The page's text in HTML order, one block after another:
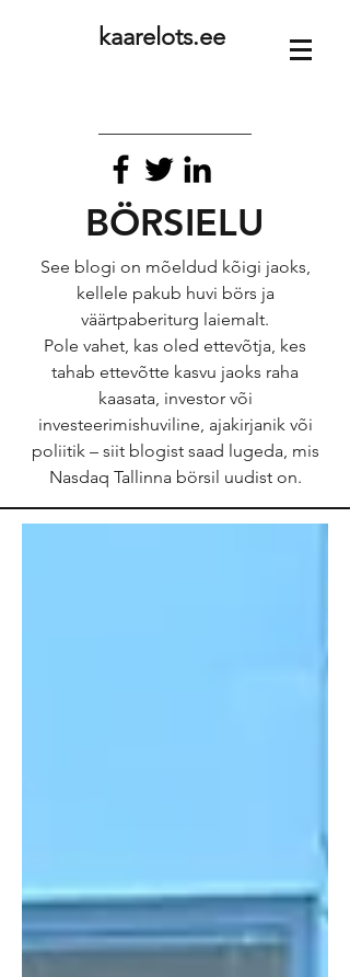
kaarelots.ee
BÖRSIELU
See blogi on mõeldud kõigi jaoks,
kellele pakub huvi börs ja
väärtpaberiturg laiemalt.
Pole vahet, kas oled ettevõtja, kes
tahab ettevõtte kasvu jaoks raha
kaasata, investor või
investeerimishuviline, ajakirjanik või
poliitik – siit blogist saad lugeda, mis
Nasdaq Tallinna börsil uudist on.